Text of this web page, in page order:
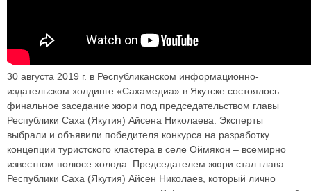
30 августа 2019 г. в Республиканском информационно-
издательском холдинге «Сахамедиа» в Якутске состоялось
финальное заседание жюри под председательством главы
Республики Саха (Якутия) Айсена Николаева. Эксперты
выбрали и объявили победителя конкурса на разработку
концепции туристского кластера в селе Оймякон – всемирно
известном полюсе холода. Председателем жюри стал глава
Республики Саха (Якутия) Айсен Николаев, который лично